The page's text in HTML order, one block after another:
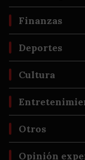
Finanzas
Deportes
Cultura
Otros
Opinión